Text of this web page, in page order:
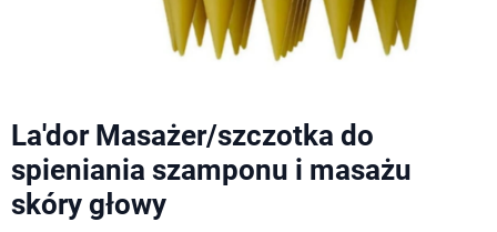
La'dor Masażer/szczotka do
spieniania szamponu i masażu
skóry głowy